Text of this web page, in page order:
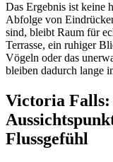
Das Ergebnis ist keine
Abfolge von
sind, bleibt Raum für
Terrasse, ein ruhiger
Vögeln oder das
bleiben dadurch lange
Victoria
Flussgefühl